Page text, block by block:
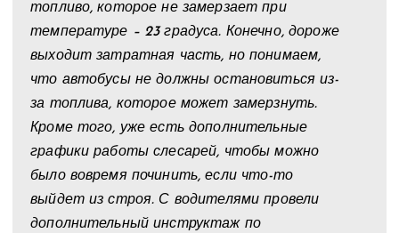
топливо, которое не замерзает при
температуре – 23 градуса. Конечно, дороже
выходит затратная часть, но понимаем,
что автобусы не должны остановиться из-
за топлива, которое может замерзнуть.
Кроме того, уже есть дополнительные
графики работы слесарей, чтобы можно
было вовремя починить, если что-то
выйдет из строя. С водителями провели
дополнительный инструктаж по